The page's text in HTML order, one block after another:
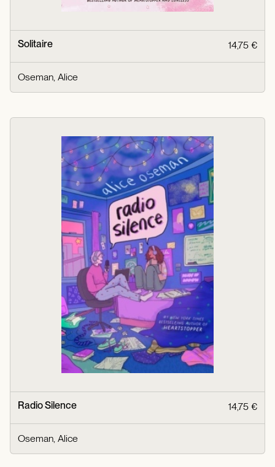
Solitaire 14,75 €
Oseman, Alice
Radio Silence 14,75 €
Oseman, Alice